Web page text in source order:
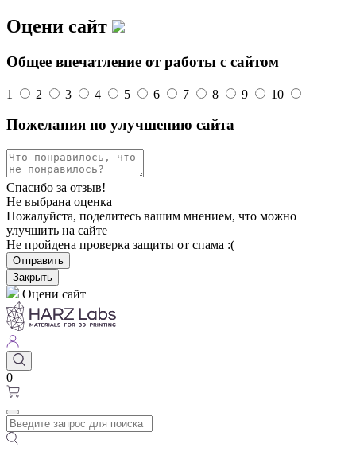
Оцени сайт
Общее впечатление от работы с сайтом
1 2 3 4 5 6 7 8 9 10
Пожелания по улучшению сайта
Спасибо за отзыв!
Не выбрана оценка
Пожалуйста, поделитесь вашим мнением, что можно
улучшить на сайте
Не пройдена проверка защиты от спама :(
Отправить
Закрыть
Оцени сайт
0